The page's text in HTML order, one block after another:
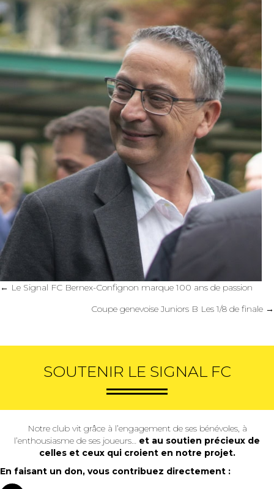
Posts
← Le Signal FC Bernex-Confignon marque 100 ans de passion
Coupe genevoise Juniors B Les 1/8 de finale →
SOUTENIR LE SIGNAL FC
Notre club vit grâce à l’engagement de ses bénévoles, à
l’enthousiasme de ses joueurs… et au soutien précieux de
celles et ceux qui croient en notre projet.
En faisant un don, vous contribuez directement :